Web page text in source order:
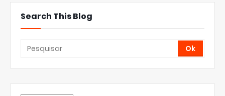
Search This Blog